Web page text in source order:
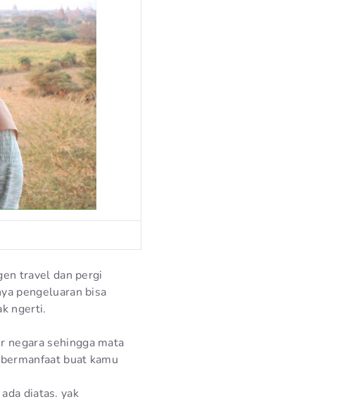
travel dan pergi
pengeluaran bisa
ngerti.
negara sehingga mata
buat kamu
diatas. yak